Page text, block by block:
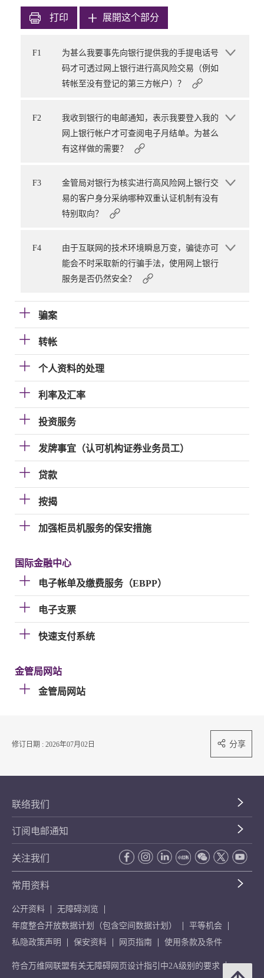
打印 展開这个部分
F1
为甚么我要事先向银行提供我的手提电话号
码才可透过网上银行进行高风险交易（例如
转帐至没有登记的第三方帐户）？
F2
我收到银行的电邮通知，表示我要登入我的
网上银行帐户才可查阅电子月结单。为甚么
有这样做的需要？
F3
金管局对银行为核实进行高风险网上银行交
易的客户身分采纳哪种双重认证机制有没有
特别取向？
F4
由于互联网的技术环境瞬息万变，骗徒亦可
能会不时采取新的行骗手法，使用网上银行
服务是否仍然安全？
骗案
转帐
个人资料的处理
利率及汇率
投资服务
发牌事宜（认可机构证券业务员工）
贷款
按揭
加强柜员机服务的保安措施
国际金融中心
电子帐单及缴费服务（EBPP）
电子支票
快速支付系统
金管局网站
金管局网站
修订日期 : 2026年07月02日 分享
联络我们
订阅电邮通知
关注我们
常用资料
公开资料
无障碍浏览
年度整合开放数据计划（包含空间数据计划）
平等机会
私隐政策声明
保安资料 网页指南 使用条款及条件
符合万维网联盟有关无障碍网页设计指引中2A级别的要求